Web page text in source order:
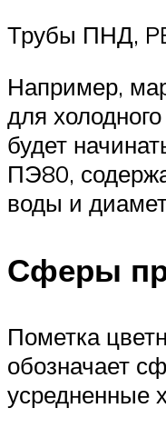
Трубы ПНД,
Например,
для
будет
ПЭ80,
воды и
Сферы
Пометка
обозначает
усредненные